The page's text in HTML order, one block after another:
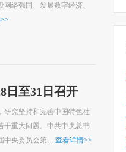
络强国、发展数字经济、
>>
日至31日召开
研究坚持和完善中国特色社
干重大问题。中共中央总书
央委员会第...
查看详情>>